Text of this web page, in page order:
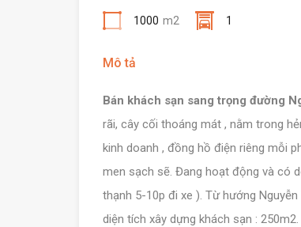
1000 m2 1
Mô tả
Bán khách sạn sang trọng đường
rãi, cây cối thoáng mát , nằm trong
kinh doanh , đồng hồ điện riêng mỗi
men sạch sẽ. Đang hoạt động và có
thạnh 5-10p đi xe ). Từ hướng
diện tích xây dựng khách sạn :